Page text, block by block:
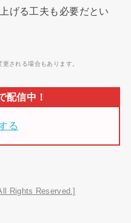
げる工夫も必要だとい
される場合もあります。
る
Rights Reserved.]